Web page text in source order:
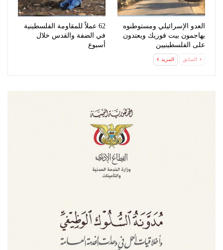
العدو الإسرائيلي ومستوطنوه
يهاجمون بيت فوريك ويعتدون
على الفلسطينيين
62 عملاً للمقاومة الفلسطينية
في الضفة والقدس خلال
أسبوع
السابق المزيد